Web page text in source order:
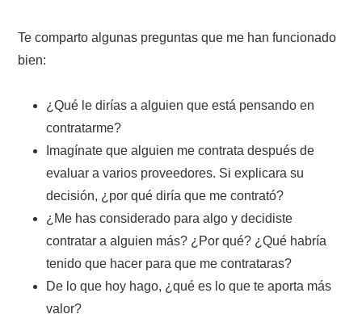
Te comparto algunas preguntas que me han funcionado
bien:
¿Qué le dirías a alguien que está pensando en
contratarme?
Imagínate que alguien me contrata después de
evaluar a varios proveedores. Si explicara su
decisión, ¿por qué diría que me contrató?
¿Me has considerado para algo y decidiste
contratar a alguien más? ¿Por qué? ¿Qué habría
tenido que hacer para que me contrataras?
De lo que hoy hago, ¿qué es lo que te aporta más
valor?